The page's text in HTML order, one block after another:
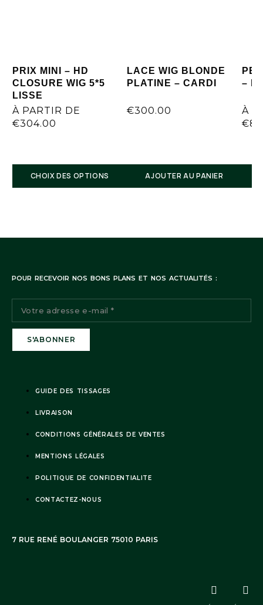
Suivi de commande:
Coloration sur mesure. Cet article nécessite quelques jours de
PRIX MINI – HD
CLOSURE WIG 5*5
LISSE
À PARTIR DE
€304.00
CHOIX DES OPTIONS
LACE WIG BLONDE
PLATINE – CARDI
€300.00
AJOUTER AU PANIER
–
À
€
POUR RECEVOIR NOS BONS PLANS ET NOS ACTUALITÉS :
GUIDE DES TISSAGES
LIVRAISON
CONDITIONS GÉNÉRALES DE VENTES
MENTIONS LÉGALES
POLITIQUE DE CONFIDENTIALITE
CONTACTEZ-NOUS
7 RUE RENÉ BOULANGER 75010 PARIS